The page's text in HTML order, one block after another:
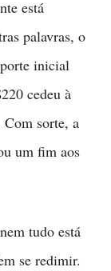
está
palavras, o
inicial
cedeu à
Com sorte, a
um fim aos
tudo está
se redimir.